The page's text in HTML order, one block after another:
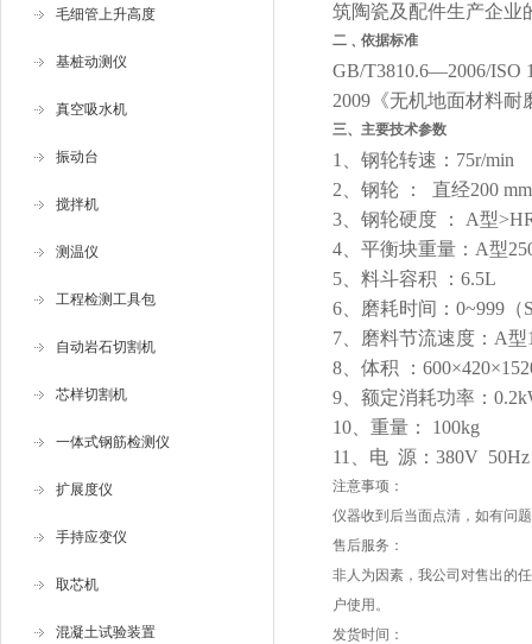
毛细管上升高度
基桩动测仪
真空吸水机
振动台
搅拌机
测温仪
工程检测工具包
自动岩石切割机
芯样切割机
一体式钢筋检测仪
扩展度仪
手持应变仪
取芯机
混凝土试验装置
筑陶瓷及配件生产企
二﹑依据标准
GB/T3810.6—2006/ISO
2009《无机地面材料
三、 主要技术参数
1、钢轮转速：75r/min
2、钢轮 ： 直经200
3、钢轮硬度 ： A型
4、平衡块重量：A型
5、料斗容积 ：6.5L
6、磨耗时间：0~999（
7、磨料节流速度：A型
8、体积 ：
9、额定消耗功率：
10、重量： 100kg
11、电 源：380V 50Hz
注意事项：
仪器收到后当面点清，如有问
售后服务：
非人为因素，我公司对售出的
户使用。
发货时间：